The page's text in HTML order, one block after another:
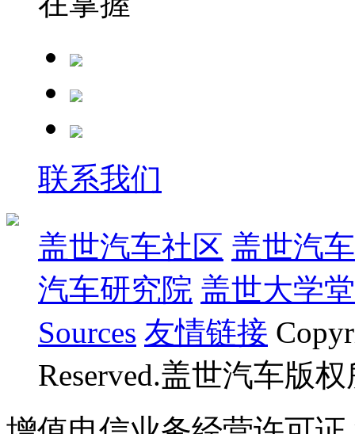
联系我们
盖世汽车社区 盖世汽
汽车研究院 盖世大学堂
Sources 友情链接
Reserved.盖世汽车版